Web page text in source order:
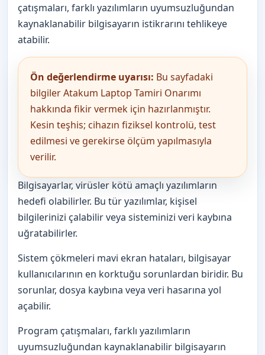
çatışmaları, farklı yazılımların uyumsuzluğundan
kaynaklanabilir bilgisayarın istikrarını tehlikeye
atabilir.
Ön değerlendirme uyarısı: Bu sayfadaki
bilgiler Atakum Laptop Tamiri Onarımı
hakkında fikir vermek için hazırlanmıştır.
Kesin teşhis; cihazın fiziksel kontrolü, test
edilmesi ve gerekirse ölçüm yapılmasıyla
verilir.
Bilgisayarlar, virüsler kötü amaçlı yazılımların
hedefi olabilirler. Bu tür yazılımlar, kişisel
bilgilerinizi çalabilir veya sisteminizi veri kaybına
uğratabilirler.
Sistem çökmeleri mavi ekran hataları, bilgisayar
kullanıcılarının en korktuğu sorunlardan biridir. Bu
sorunlar, dosya kaybına veya veri hasarına yol
açabilir.
Program çatışmaları, farklı yazılımların
uyumsuzluğundan kaynaklanabilir bilgisayarın